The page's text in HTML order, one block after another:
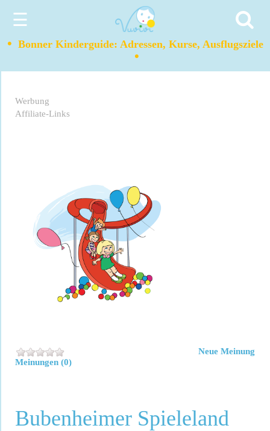
☰
• Bonner Kinderguide: Adressen, Kurse, Ausflugsziele
•
Werbung
Affiliate-Links
Meinungen (0)
Neue Meinung
Bubenheimer Spieleland